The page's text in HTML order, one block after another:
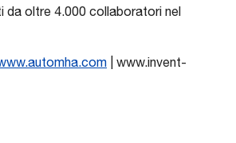
da oltre 4.000 collaboratori nel
| www.invent-